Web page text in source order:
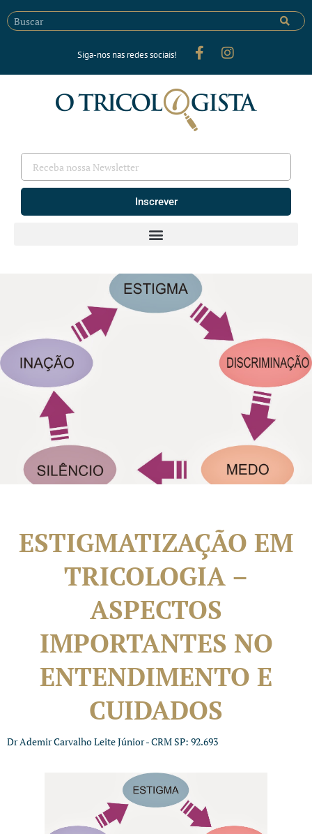
Siga-nos nas redes sociais!
Inscrever
ESTIGMATIZAÇÃO EM
TRICOLOGIA –
ASPECTOS
IMPORTANTES NO
ENTENDIMENTO E
CUIDADOS
Dr Ademir Carvalho Leite Júnior - CRM SP: 92.693